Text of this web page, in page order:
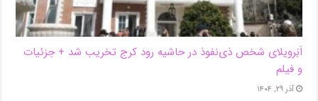
اَبَر‌ویلای شخص ذی‌نفوذ در حاشیه‌ رود کرج تخریب شد + جزئیات
و فیلم
آذر ۲۹, ۱۴۰۴